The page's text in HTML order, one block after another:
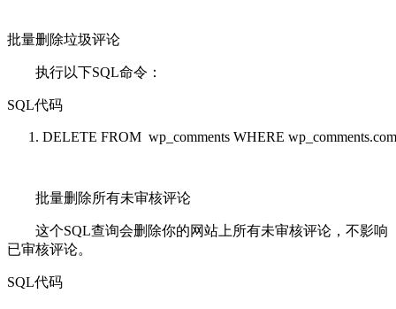
批量删除垃圾评论
执行以下SQL命令：
SQL代码
DELETE FROM wp_comments WHERE
批量删除所有未审核评论
这个SQL查询会删除你的网站上所有未审核评论，不影响
已审核评论。
SQL代码